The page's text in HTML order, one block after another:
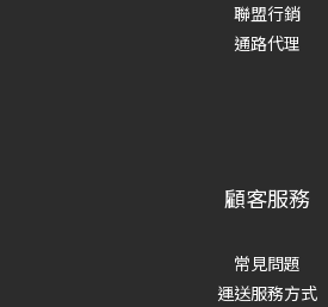
聯盟行銷
通路代理
顧客服務
常見問題
運送服務方式